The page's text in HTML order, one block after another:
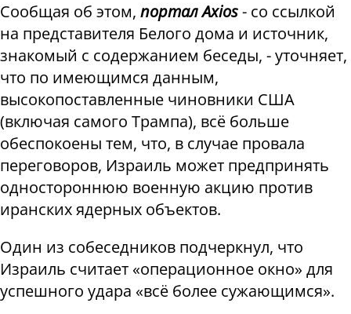
Сообщая об этом, портал Axios- со ссылкой
на представителя Белого дома и источник,
знакомый с содержанием беседы, - уточняет,
что по имеющимся данным,
высокопоставленные чиновники США
(включая самого Трампа), всё больше
обеспокоены тем, что, в случае провала
переговоров, Израиль может предпринять
одностороннюю военную акцию против
иранских ядерных объектов.
Один из собеседников подчеркнул, что
Израиль считает «операционное окно» для
успешного удара «всё более сужающимся».